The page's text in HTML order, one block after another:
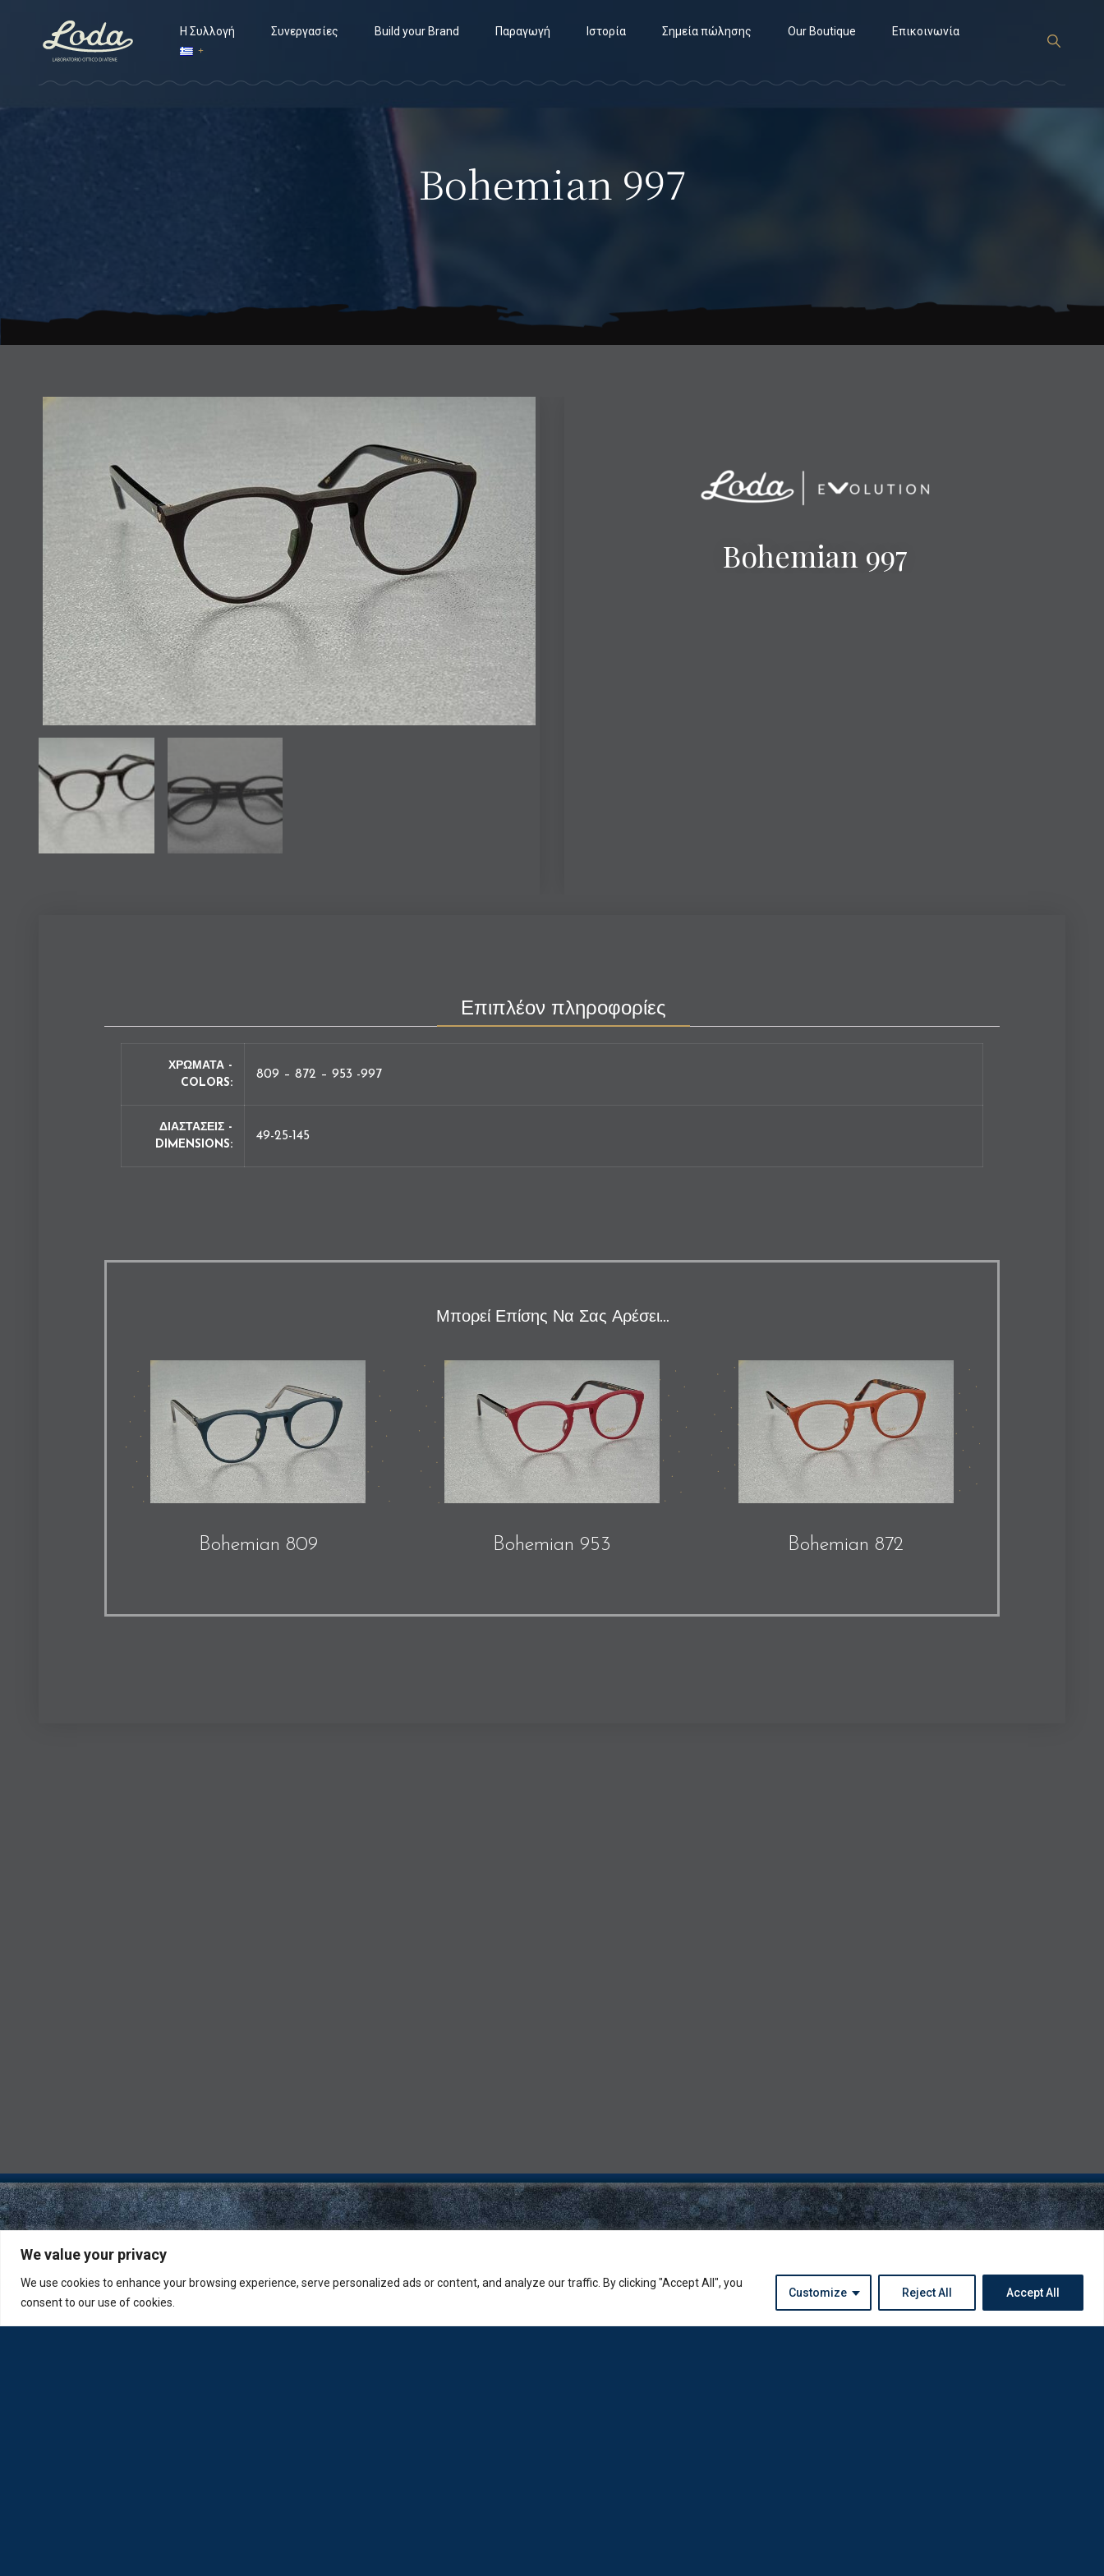
We value your privacy
We use cookies to enhance your browsing experience, serve personalized ads or content, and analyze our traffic. By clicking "Accept All", you
consent to our use of cookies.
Customize Reject All Accept All
Η Συλλογή Συνεργασίες Build your Brand Παραγωγή Ιστορία Σημεία πώλησης Our Boutique Επικοινωνία
Bohemian 997
Bohemian 997
Επιπλέον πληροφορίες
ΧΡΩΜΑΤΑ -
COLORS
809 – 872 – 953 -997
ΔΙΑΣΤΑΣΕΙΣ -
DIMENSIONS
49-25-145
Μπορεί Επίσης Να Σας Αρέσει…
Bohemian 809 Bohemian 953 Bohemian 872